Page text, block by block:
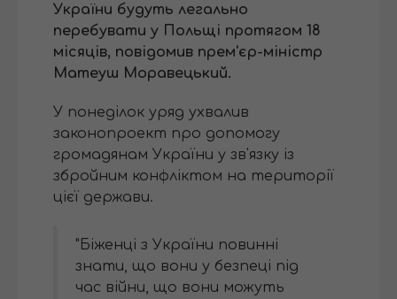
України будуть легально
перебувати у Польщі протягом 18
місяців, повідомив прем'єр-міністр
Матеуш Моравецький.
У понеділок уряд ухвалив
законопроект про допомогу
громадянам України у зв'язку із
збройним конфліктом на території
цієї держави.
"Біженці з України повинні
знати, що вони у безпеці під
час війни, що вони можуть